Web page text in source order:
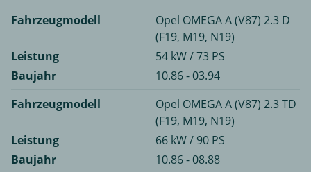
Fahrzeugmodell
Opel OMEGA A (V87) 2.3 D
(F19, M19, N19)
Leistung
54 kW / 73 PS
Baujahr
10.86 - 03.94
Fahrzeugmodell
Opel OMEGA A (V87) 2.3 TD
(F19, M19, N19)
Leistung
66 kW / 90 PS
Baujahr
10.86 - 08.88